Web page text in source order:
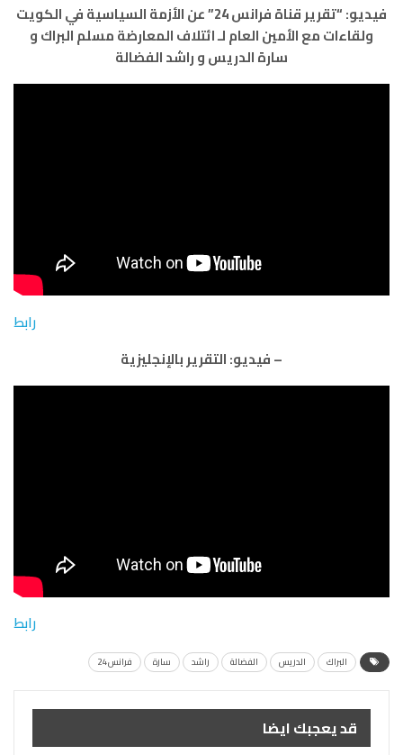
فيديو: “تقرير قناة فرانس 24” عن الأزمة السياسية في الكويت
ولقاءات مع الأمين العام لـ ائتلاف المعارضة مسلم البراك و
سارة الدريس و راشد الفضالة
رابط
– فيديو: التقرير بالإنجليزية
رابط
البراك الدريس الفضالة راشد سارة فرانس24
قد يعجبك ايضا